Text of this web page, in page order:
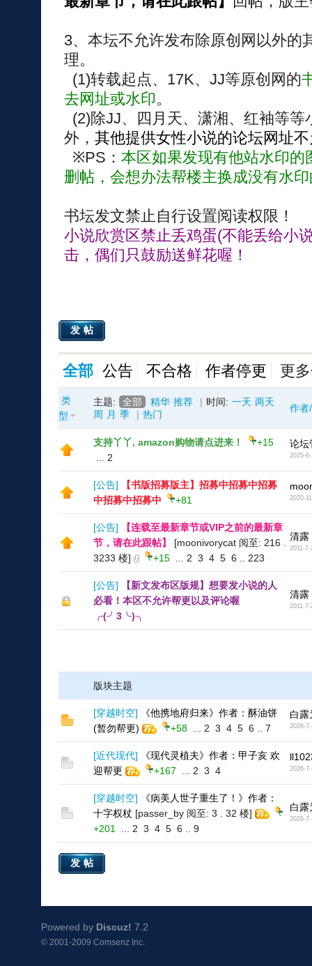
3、本坛不允许发布除原创网以外的
理。
(1)转载起点、17K、JJ等原创网的
去网址或水印。
(2)除JJ、四月天、潇湘、红袖等
外， 其他提供女性小说的论坛网址
※PS： 本区如果发现有他站水印
删帖，会想办法帮楼主换成没有水
书坛发文禁止自行设置阅读权限！
小说欣赏区禁止丢鸡蛋(不能丢给小
击，偶们只鼓励送鲜花喔！
发帖
全部 公告 不合格 作者停更 更
类
型
主题: 全部 精华 推荐 | 时间: 一天 两天
周
月 季 | 热门
作者
支持丫丫, amazon购物请点进来！
+15
2
论坛
2025-6-
[公告]
【书版招募版主】招募中招募中招募
中招募中招募中
+81 2020-
[公告]
【连载至最新章节或VIP之前的最新章
节，请在此跟帖】
[moonivorycat 阅至: 216 .
3233 楼]
+15 2 3 4 5 6 223
清露
2011-7-
[公告]
【新文发布区版规】想要发小说的人
必看！本区不允许帮更以及评论喔
╭(╯3╰)╮
清露
2011-7-
版块主题
[穿越时空]
《他携地府归来》作者：酥油饼
(暂勿帮更)
+58 2 3 4 5 6 7
白露
2026-
[近代现代]
《现代灵植夫》作者：甲子亥 欢
迎帮更
+167 2 3 4 2026-
[穿越时空]
《病美人世子重生了！》作者：
十字权杖 [passer_by 阅至: 3 . 32 楼]
+201
2 3 4 5 6 9
白露
2026-7-
发帖
Powered by Discuz! 7.2
© 2001-2009 Comsenz Inc.